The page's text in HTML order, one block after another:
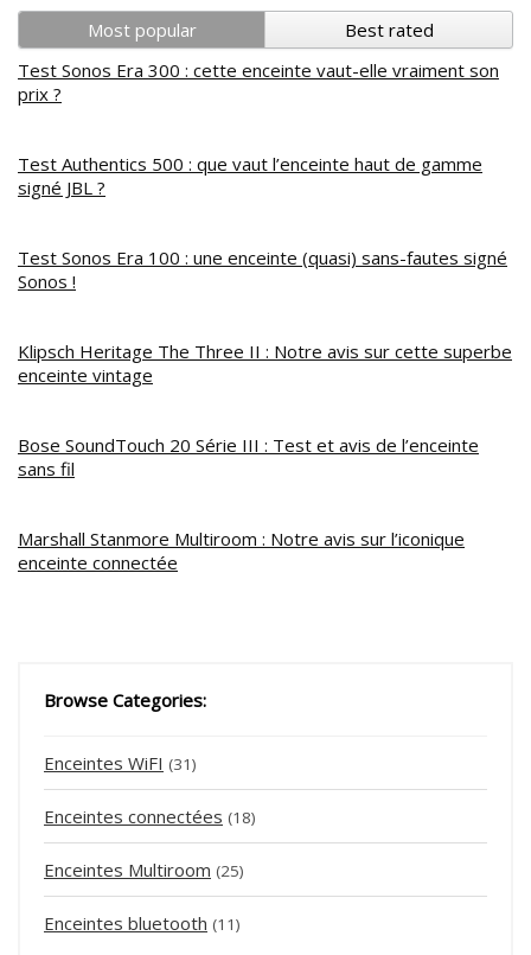
Most popular
Best rated
Test Sonos Era 300 : cette enceinte vaut-elle vraiment son
prix ?
Test Authentics 500 : que vaut l’enceinte haut de gamme
signé JBL ?
Test Sonos Era 100 : une enceinte (quasi) sans-fautes signé
Sonos !
Klipsch Heritage The Three II : Notre avis sur cette superbe
enceinte vintage
Bose SoundTouch 20 Série III : Test et avis de l’enceinte
sans fil
Marshall Stanmore Multiroom : Notre avis sur l’iconique
enceinte connectée
Browse Categories:
Enceintes WiFI (31)
Enceintes connectées (18)
Enceintes Multiroom (25)
Enceintes bluetooth (11)